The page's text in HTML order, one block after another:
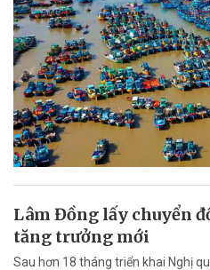
Lâm Đồng lấy chuyển
tăng trưởng mới
Sau hơn 18 tháng triển khai Nghị